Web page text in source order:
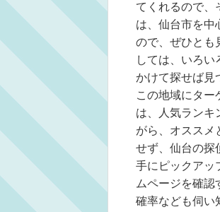
てくれるので、
は、仙台市を中
ので、ぜひとも
しては、いろ
かけて探せば見
この地域にター
は、人気ランキ
がら、オススメ
せず、仙台の探
手にピックアッ
ムページを確
確率なども伺い